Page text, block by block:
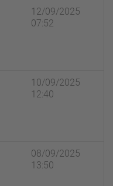
12/09/2025
07:52
10/09/2025
12:40
08/09/2025
13:50